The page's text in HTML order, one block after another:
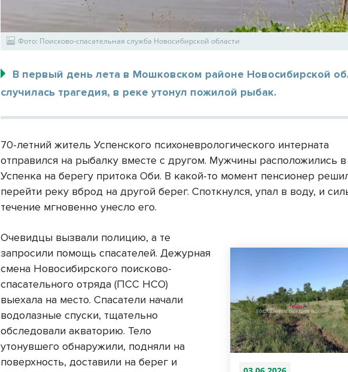
Фото: Поисково-спасательная служба Новосибирской области
В первый день лета в Мошковском районе Новосибирской
случилась трагедия, в реке утонул пожилой рыбак.
70-летний житель Успенского психоневрологического интерната
отправился на рыбалку вместе с другом. Мужчины расположились в
Успенка на берегу притока Оби. В какой-то момент пенсионер
перейти реку вброд на другой берег. Споткнулся, упал в воду, и
течение мгновенно унесло его.
Очевидцы вызвали полицию, а те
запросили помощь спасателей. Дежурная
смена Новосибирского поисково-
спасательного отряда (ПСС НСО)
выехала на место. Спасатели начали
водолазные спуски, тщательно
обследовали акваторию. Тело
утонувшего обнаружили, подняли на
поверхность, доставили на берег и